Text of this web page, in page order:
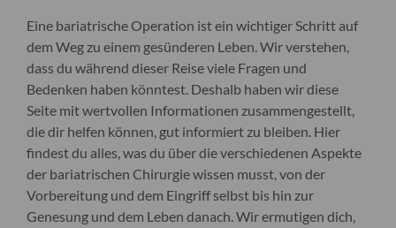
Eine bariatrische Operation ist ein wichtiger Schritt auf
dem Weg zu einem gesünderen Leben. Wir verstehen,
dass du während dieser Reise viele Fragen und
Bedenken haben könntest. Deshalb haben wir diese
Seite mit wertvollen Informationen zusammengestellt,
die dir helfen können, gut informiert zu bleiben. Hier
findest du alles, was du über die verschiedenen Aspekte
der bariatrischen Chirurgie wissen musst, von der
Vorbereitung und dem Eingriff selbst bis hin zur
Genesung und dem Leben danach. Wir ermutigen dich,